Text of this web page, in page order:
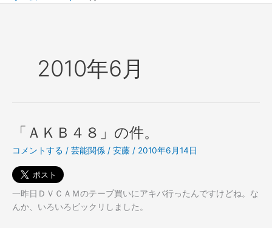
2010年6月
「ＡＫＢ４８」の件。
コメントする / 芸能関係 / 安藤 / 2010年6月14日
一昨日ＤＶＣＡＭのテープ買いにアキバ行ったんですけどね。な
んか、いろいろビックリしました。